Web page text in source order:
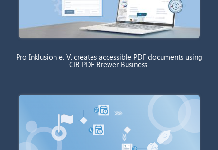
Pro Inklusion e. V. creates accessible PDF documents using
CIB PDF Brewer Business